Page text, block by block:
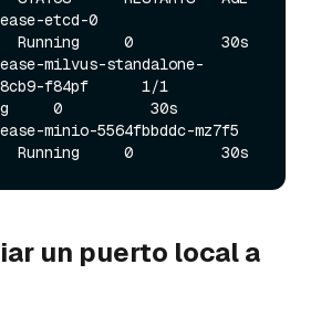
etcd-0
Running     0          30s
milvus-standalone-
f84pf      1/1
0          30s
minio-5564fbbddc-mz7f5
un puerto local a